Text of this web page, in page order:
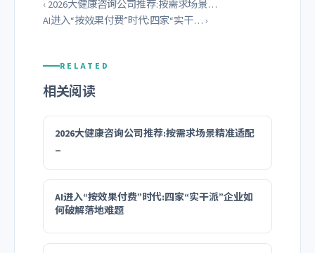
‹ 2026大健康咨询公司推荐:按需求场景…
AI进入“按效果付费”时代:四家“实干… ›
RELATED
相关阅读
2026大健康咨询公司推荐:按需求场景精准适配
_
AI进入“按效果付费”时代:四家“实干派”企业如
何破解落地难题